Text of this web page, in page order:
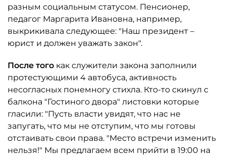
разным социальным статусом. Пенсионер,
педагог Маргарита Ивановна, например,
выкрикивала следующее: "Наш президент –
юрист и должен уважать закон".
После того как служители закона заполнили
протестующими 4 автобуса, активность
несогласных понемногу стихла. Кто-то скинул с
балкона "Гостиного двора" листовки которые
гласили: "Пусть власти увидят, что нас не
запугать, что мы не отступим, что мы готовы
отстаивать свои права. "Место встречи изменить
нельзя!" Мы предлагаем всем прийти в 19:00 на